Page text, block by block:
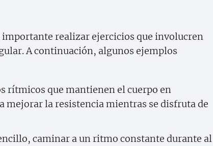
realizar ejercicios que involucren
A continuación, algunos ejemplos
rítmicos que mantienen el cuerpo en
mejorar la resistencia mientras se disfruta de
caminar a un ritmo constante durante al